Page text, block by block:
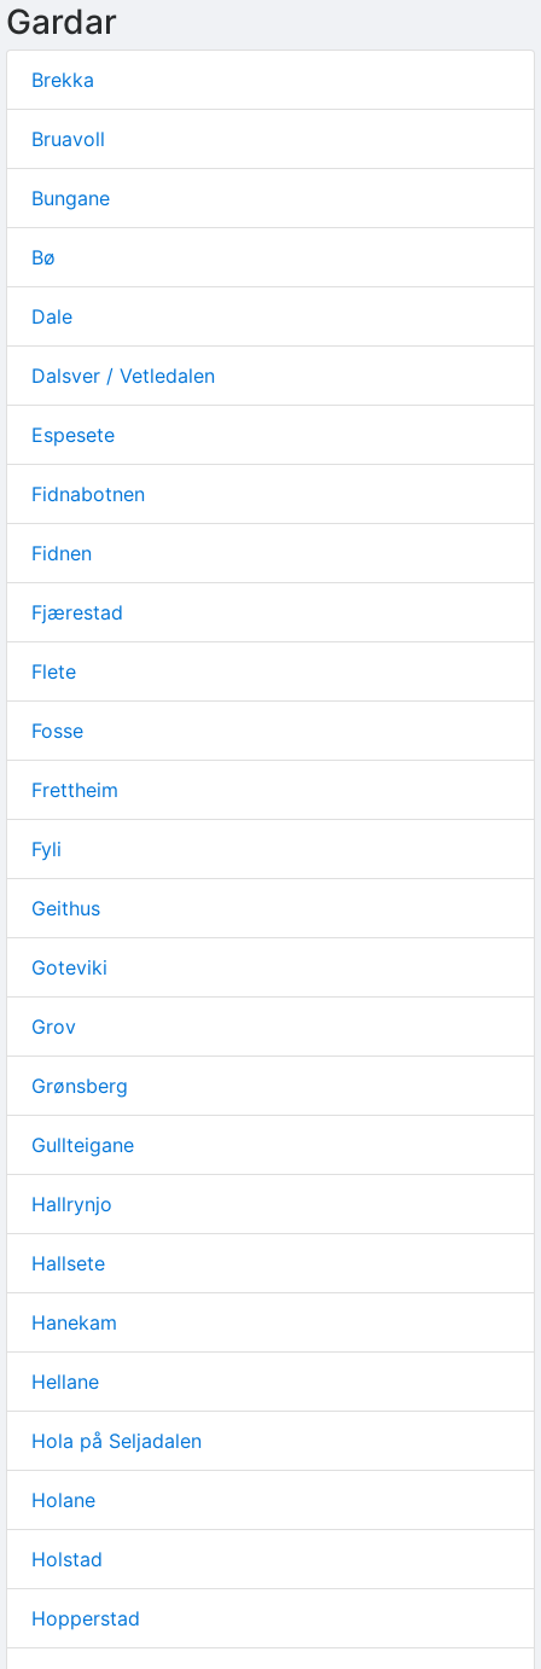
Gardar
Brekka
Bruavoll
Bungane
Bø
Dale
Dalsver / Vetledalen
Espesete
Fidnabotnen
Fidnen
Fjærestad
Flete
Fosse
Frettheim
Fyli
Geithus
Goteviki
Grov
Grønsberg
Gullteigane
Hallrynjo
Hallsete
Hanekam
Hellane
Hola på Seljadalen
Holane
Holstad
Hopperstad